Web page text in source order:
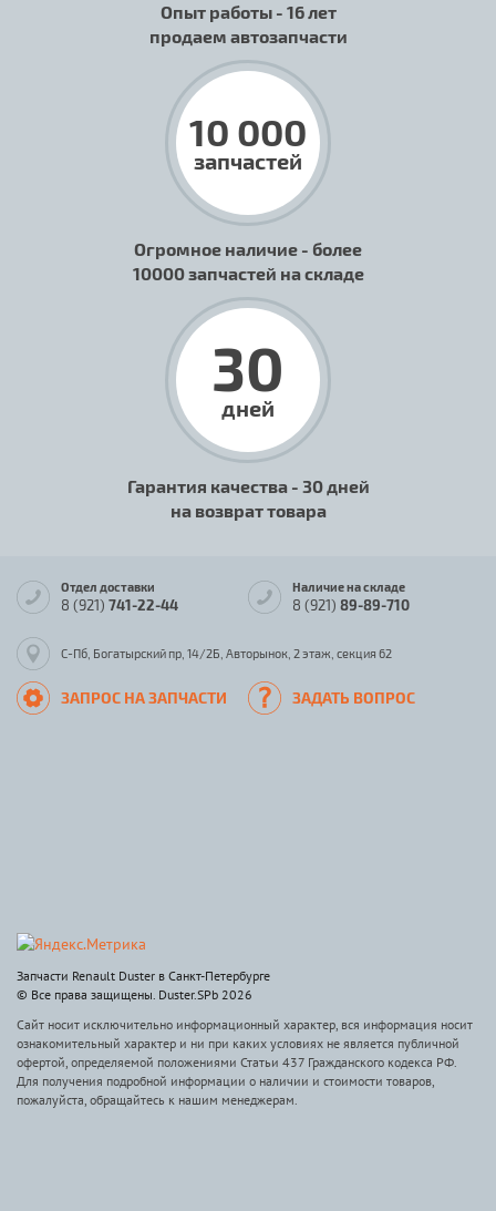
Опыт работы - 16 лет
продаем автозапчасти
10 000
запчастей
Огромное наличие - более
10000 запчастей на складе
30
дней
Гарантия качества - 30 дней
на возврат товара
Отдел доставки
8 (921) 741-22-44
Наличие на складе
8 (921) 89-89-710
С-Пб, Богатырский пр, 14/2Б, Авторынок, 2 этаж, секция 62
ЗАПРОС НА ЗАПЧАСТИ ЗАДАТЬ ВОПРОС
Запчасти Renault Duster в Санкт-Петербурге
© Все права защищены. Duster.SPb 2026
Сайт носит исключительно информационный характер, вся информация носит
ознакомительный характер и ни при каких условиях не является публичной
офертой, определяемой положениями Статьи 437 Гражданского кодекса РФ.
Для получения подробной информации о наличии и стоимости товаров,
пожалуйста, обращайтесь к нашим менеджерам.